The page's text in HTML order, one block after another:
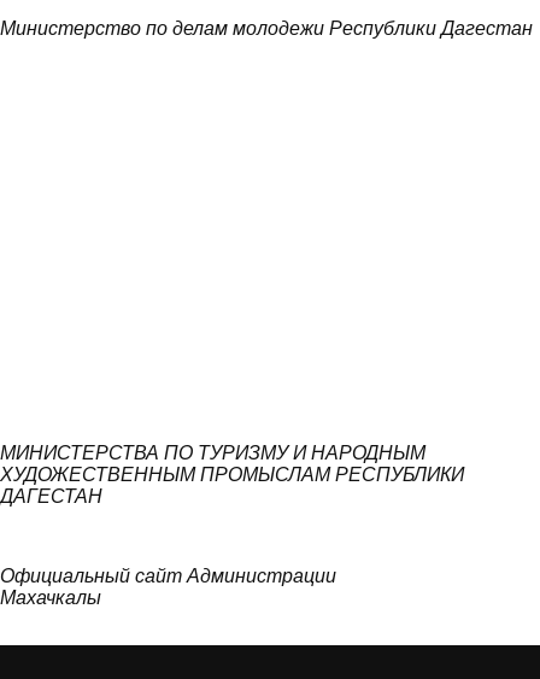
Министерство по делам молодежи Республики Дагестан
МИНИСТЕРСТВА ПО ТУРИЗМУ И НАРОДНЫМ
ХУДОЖЕСТВЕННЫМ ПРОМЫСЛАМ РЕСПУБЛИКИ
ДАГЕСТАН
Официальный сайт Администрации
Махачкалы